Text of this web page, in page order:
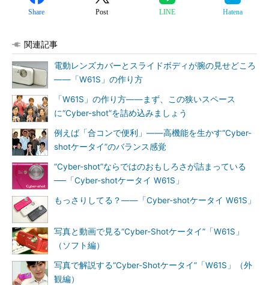
Share Post LINE Hatena
関連記事
電動レンズカバーとスライドボディが腕の見せどころ
――「W61S」の作り方
「W61S」の作り方――まず、この狭いスペース
に“Cyber-shot”を詰め込みましょう
例えば「合コンで便利」――高機能を生かす“Cyber-
shotケータイ”のバランス感覚
“Cyber-shot”ならではのおもしろさが詰まっている
──「Cyber-shotケータイ W61S」
もっさりしてる？――「Cyber-shotケータイ W61S」
写真と動画で見る“Cyber-Shotケータイ”「W61S」
（ソフト編）
写真で解説する“Cyber-Shotケータイ”「W61S」（外
観編）